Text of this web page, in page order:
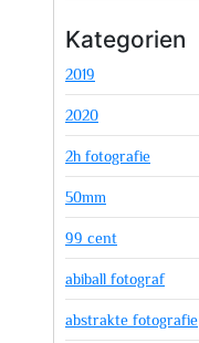
Kategorien
2019
2020
2h fotografie
50mm
99 cent
abiball fotograf
abstrakte fotografie